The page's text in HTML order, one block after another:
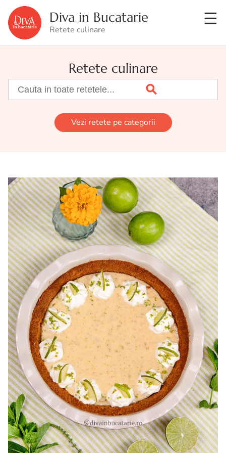
Diva in Bucatarie
Retete culinare
Retete culinare
Vezi retete pe categorii